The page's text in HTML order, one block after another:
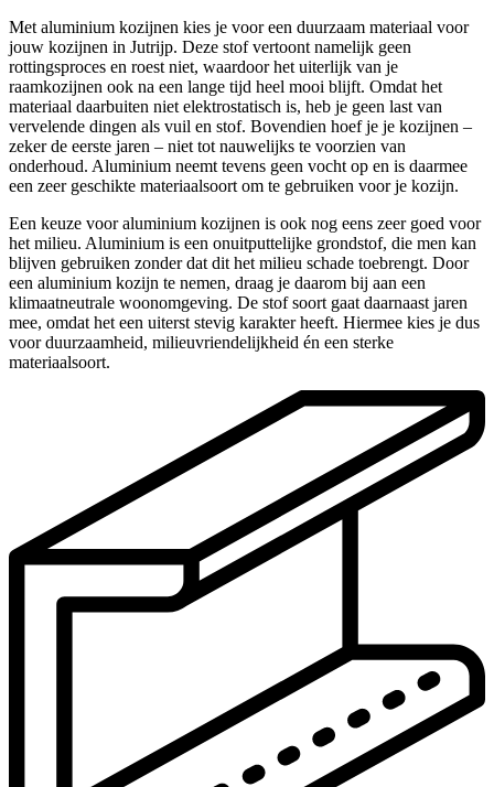
Met aluminium kozijnen kies je voor een duurzaam materiaal voor
jouw kozijnen in Jutrijp. Deze stof vertoont namelijk geen
rottingsproces en roest niet, waardoor het uiterlijk van je
raamkozijnen ook na een lange tijd heel mooi blijft. Omdat het
materiaal daarbuiten niet elektrostatisch is, heb je geen last van
vervelende dingen als vuil en stof. Bovendien hoef je je kozijnen –
zeker de eerste jaren – niet tot nauwelijks te voorzien van
onderhoud. Aluminium neemt tevens geen vocht op en is daarmee
een zeer geschikte materiaalsoort om te gebruiken voor je kozijn.
Een keuze voor aluminium kozijnen is ook nog eens zeer goed voor
het milieu. Aluminium is een onuitputtelijke grondstof, die men kan
blijven gebruiken zonder dat dit het milieu schade toebrengt. Door
een aluminium kozijn te nemen, draag je daarom bij aan een
klimaatneutrale woonomgeving. De stof soort gaat daarnaast jaren
mee, omdat het een uiterst stevig karakter heeft. Hiermee kies je dus
voor duurzaamheid, milieuvriendelijkheid én een sterke
materiaalsoort.